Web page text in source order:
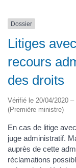
Dossier
Litiges
recours
des droits
Vérifié le 20/04/2020
(Première ministre)
En cas de litige
juge administratif.
auprès de cette
réclamations